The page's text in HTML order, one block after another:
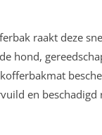
raakt deze
hond,
en